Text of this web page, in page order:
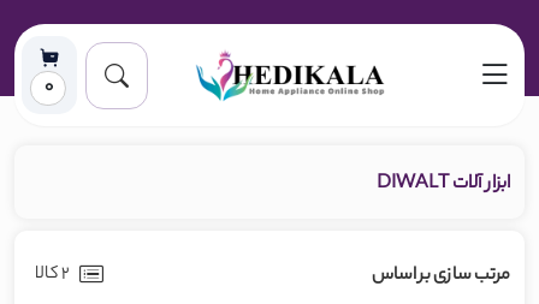
0
ابزار آلات DIWALT
2 کالا مرتب سازی بر اساس